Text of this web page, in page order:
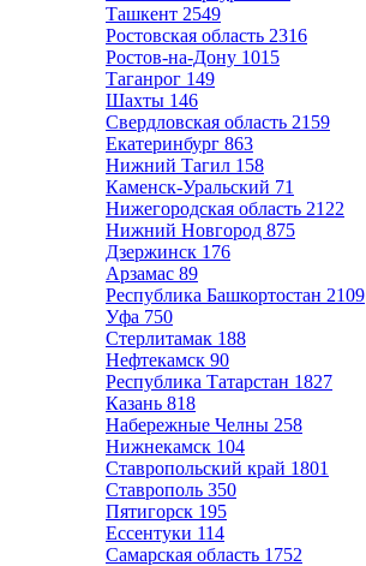
Ташкент 2549
Ростовская область 2316
Ростов-на-Дону 1015
Таганрог 149
Шахты 146
Свердловская область 2159
Екатеринбург 863
Нижний Тагил 158
Каменск-Уральский 71
Нижегородская область 2122
Нижний Новгород 875
Дзержинск 176
Арзамас 89
Республика Башкортостан 2109
Уфа 750
Стерлитамак 188
Нефтекамск 90
Республика Татарстан 1827
Казань 818
Набережные Челны 258
Нижнекамск 104
Ставропольский край 1801
Ставрополь 350
Пятигорск 195
Ессентуки 114
Самарская область 1752